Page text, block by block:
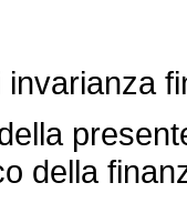
invarianza
della